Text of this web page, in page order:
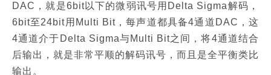
DAC，就是6bit以下的微弱讯号用Delta Sigma解码，
6bit至24bit用Multi Bit，每声道都具备4通道DAC，这
4通道介于Delta Sigma与Multi Bit之间，将4通道结合
后输出，就是非常平顺的解码讯号，而且是全平衡类比
输出。